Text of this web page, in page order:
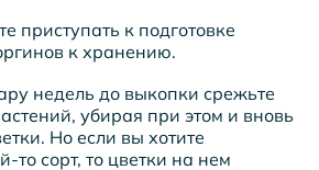
приступать к подготовке
к хранению.
недель до выкопки срежьте
убирая при этом и вновь
Но если вы хотите
то сорт, то цветки на нем